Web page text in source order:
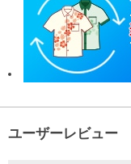
ユーザーレビュー